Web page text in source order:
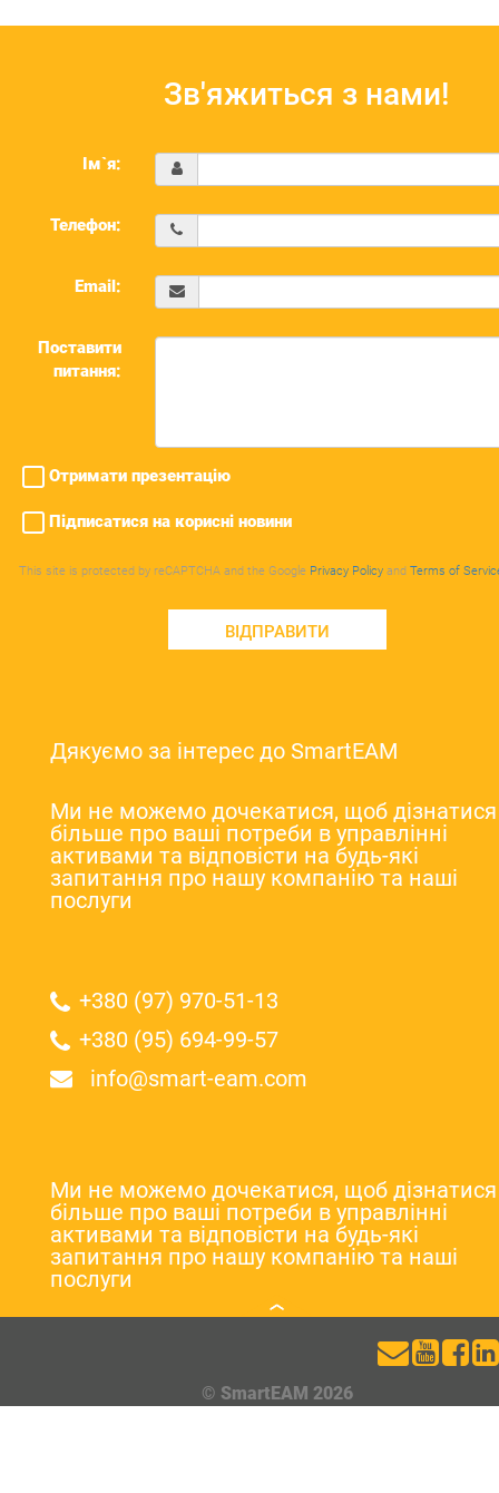
Зв'яжиться з нами!
Ім`я:
Телефон:
Email:
Поставити
питання:
Отримати презентацію
Підписатися на корисні новини
This site is protected by reCAPTCHA and the Google Privacy Policy and Terms of
ВІДПРАВИТИ
Дякуємо за інтерес до SmartEAM
Ми не можемо дочекатися, щоб дізнатися
більше про ваші потреби в управлінні
активами та відповісти на будь-які
запитання про нашу компанію та наші
послуги
+380 (97) 970-51-13
+380 (95) 694-99-57
info@smart-eam.com
Ми не можемо дочекатися, щоб дізнатися
більше про ваші потреби в управлінні
активами та відповісти на будь-які
запитання про нашу компанію та наші
послуги
© SmartEAM 2026